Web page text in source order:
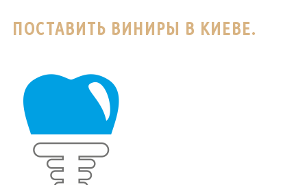
ПОСТАВИТЬ ВИНИРЫ В КИЕВЕ.